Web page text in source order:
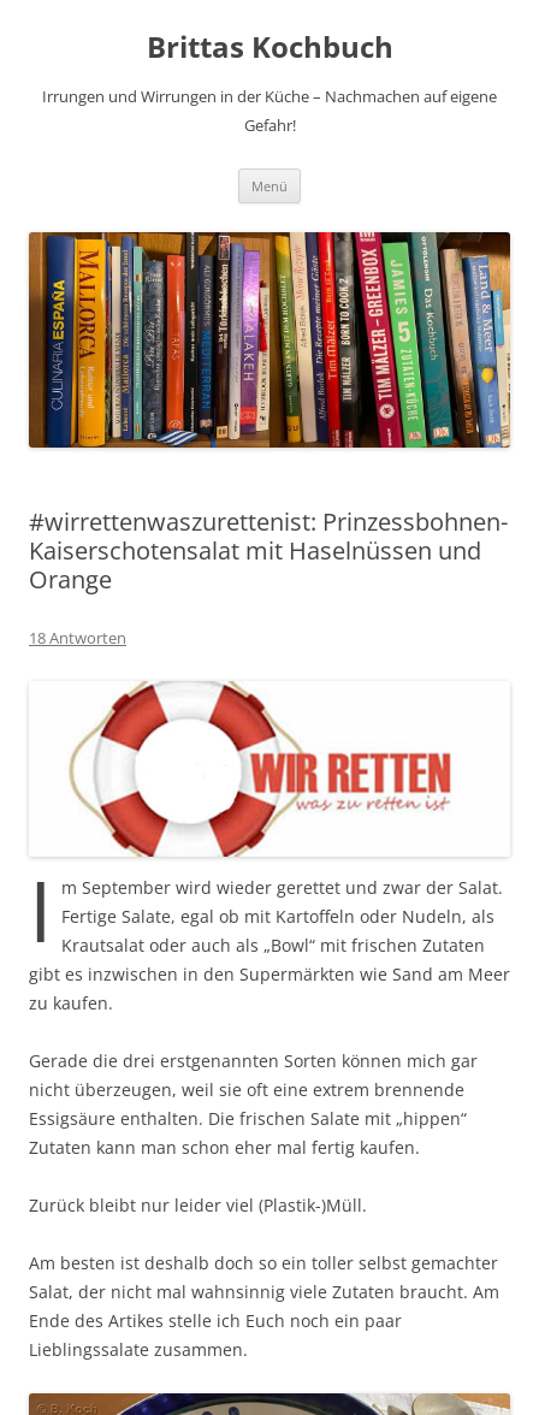
Brittas Kochbuch
Irrungen und Wirrungen in der Küche – Nachmachen auf eigene
Gefahr!
Menü
#wirrettenwaszurettenist: Prinzessbohnen-
Kaiserschotensalat mit Haselnüssen und
Orange
18 Antworten
I
m September wird wieder gerettet und zwar der Salat.
Fertige Salate, egal ob mit Kartoffeln oder Nudeln, als
Krautsalat oder auch als „Bowl“ mit frischen Zutaten
gibt es inzwischen in den Supermärkten wie Sand am Meer
zu kaufen.
Gerade die drei erstgenannten Sorten können mich gar
nicht überzeugen, weil sie oft eine extrem brennende
Essigsäure enthalten. Die frischen Salate mit „hippen“
Zutaten kann man schon eher mal fertig kaufen.
Zurück bleibt nur leider viel (Plastik-)Müll.
Am besten ist deshalb doch so ein toller selbst gemachter
Salat, der nicht mal wahnsinnig viele Zutaten braucht. Am
Ende des Artikes stelle ich Euch noch ein paar
Lieblingssalate zusammen.